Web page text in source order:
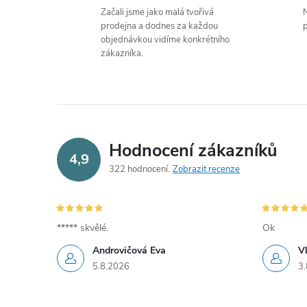
Začali jsme jako malá tvořivá
prodejna a dodnes za každou
objednávkou vidíme konkrétního
zákazníka.
4,9 Hodnocení zákazníků
322 hodnocení Zobrazit recenze
Androvičová Eva
5.8.2026
***** skvělé.
Ok